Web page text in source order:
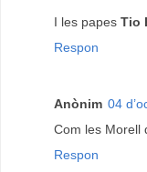
I les papes Tio
Respon
Anònim 04
Com les Morell
Respon